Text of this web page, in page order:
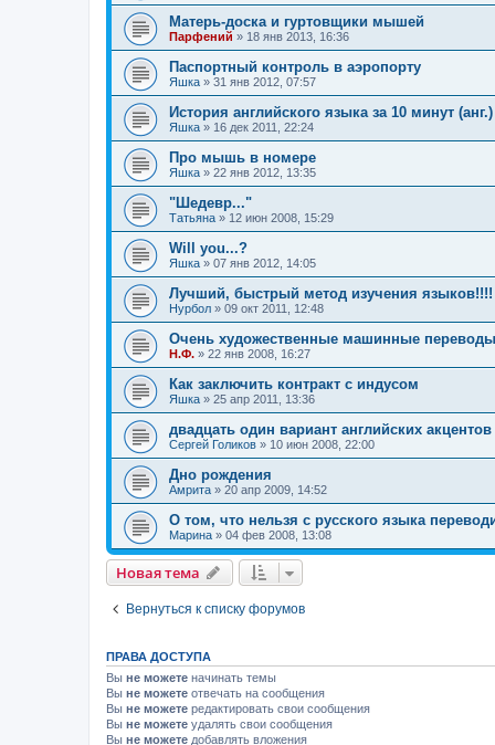
Матерь-доска и гуртовщики мышей
Парфений » 18 янв 2013, 16:36
Паспортный контроль в аэропорту
Яшка » 31 янв 2012, 07:57
История английского языка за 10 минут (анг.)
Яшка » 16 дек 2011, 22:24
Про мышь в номере
Яшка » 22 янв 2012, 13:35
"Шедевр..."
Татьяна » 12 июн 2008, 15:29
Will you...?
Яшка » 07 янв 2012, 14:05
Лучший, быстрый метод изучения языков!!!!
Нурбол » 09 окт 2011, 12:48
Очень художественные машинные переводы
Н.Ф. » 22 янв 2008, 16:27
Как заключить контракт с индусом
Яшка » 25 апр 2011, 13:36
двадцать один вариант английских акцентов
Сергей Голиков » 10 июн 2008, 22:00
Дно рождения
Амрита » 20 апр 2009, 14:52
О том, что нельзя с русского языка
Марина » 04 фев 2008, 13:08
Новая тема
Вернуться к списку форумов
ПРАВА ДОСТУПА
Вы не можете начинать темы
Вы не можете отвечать на сообщения
Вы не можете редактировать свои сообщения
Вы не можете удалять свои сообщения
Вы не можете добавлять вложения